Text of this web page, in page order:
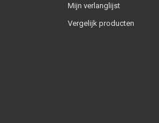
Mijn verlanglijst
Vergelijk producten